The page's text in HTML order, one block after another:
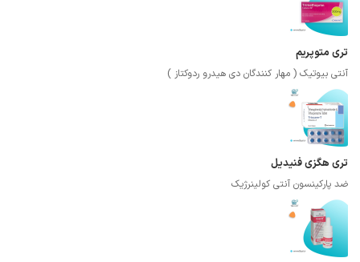
تری متوپریم
آنتی بیوتیک ( مهار کنندگان دی هیدرو ردوکتاز )
تری هگزی فنیدیل
ضد پارکینسون آنتی کولینرژیک